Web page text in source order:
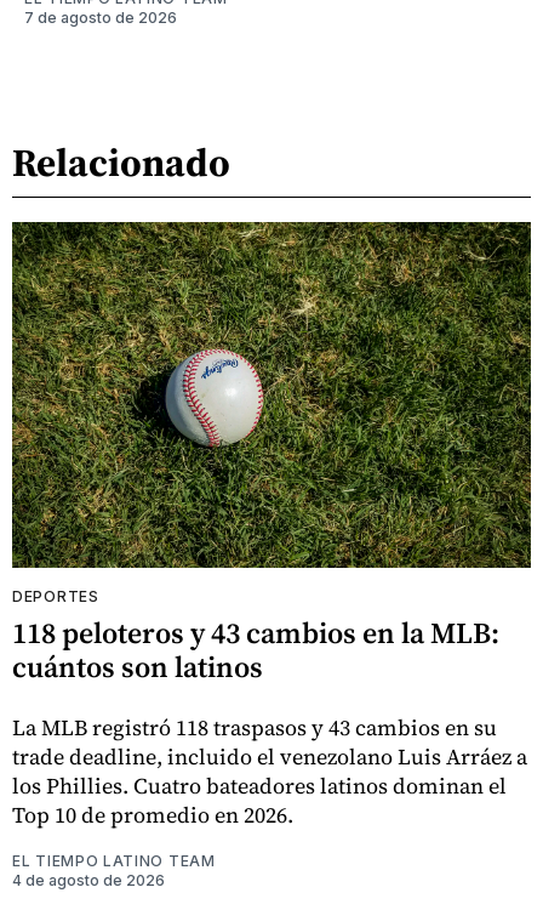
7 de agosto de 2026
Relacionado
DEPORTES
118 peloteros y 43 cambios en la MLB:
cuántos son latinos
La MLB registró 118 traspasos y 43 cambios en su
trade deadline, incluido el venezolano Luis Arráez a
los Phillies. Cuatro bateadores latinos dominan el
Top 10 de promedio en 2026.
EL TIEMPO LATINO TEAM
4 de agosto de 2026